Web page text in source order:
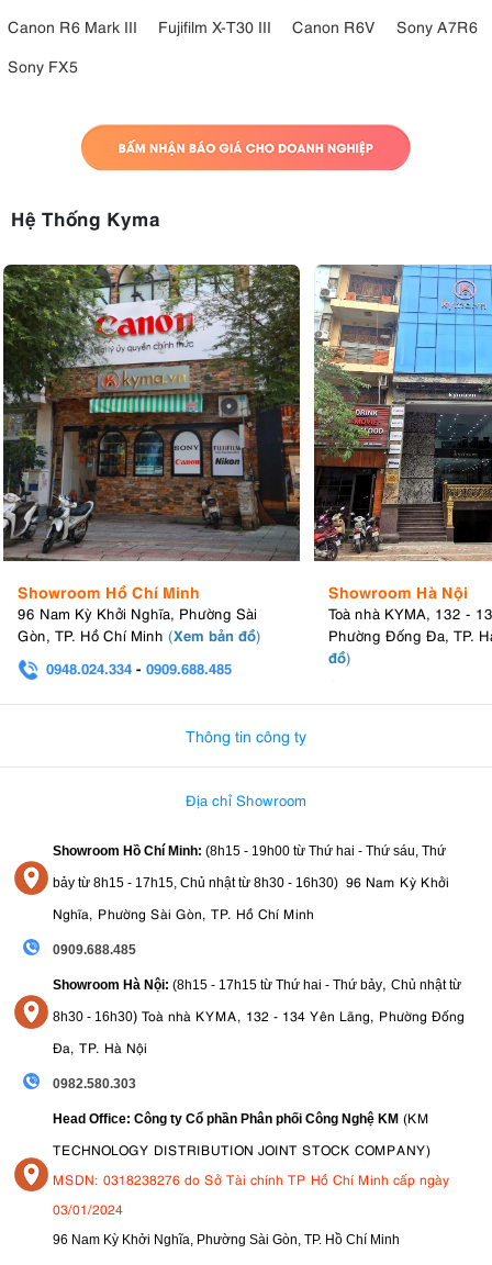
Canon R6 Mark III
Fujifilm X-T30 III Canon R6V
Sony A7R6
Sony FX5
Hệ Thống Kyma
Showroom Hồ Chí Minh
96 Nam Kỳ Khởi Nghĩa, Phường Sài
Gòn, TP. Hồ Chí Minh (Xem bản đồ)
0948.024.334 - 0909.688.485
Showroom Hà Nội
Toà nhà KYMA, 132 -
Phường Đống Đa, TP.
đồ)
Thông tin công ty
Địa chỉ Showroom
Showroom Hồ Chí Minh: (8h15 - 19h00 từ Thứ hai - Thứ sáu, Thứ
bảy từ 8h15 - 17h15, Chủ nhật từ 8h30 - 16h30) 96 Nam Kỳ Khởi
Nghĩa, Phường Sài Gòn, TP. Hồ Chí Minh
0909.688.485
Showroom Hà Nội: (8h15 - 17h15 từ Thứ hai - Thứ bảy, Chủ nhật từ
8h30 - 16h30) Toà nhà KYMA, 132 - 134 Yên Lãng, Phường Đống
Đa, TP. Hà Nội
0982.580.303
Head Office: Công ty Cổ phần Phân phối Công Nghệ KM (KM
TECHNOLOGY DISTRIBUTION JOINT STOCK COMPANY)
MSDN: 0318238276 do Sở Tài chính TP Hồ Chí Minh cấp ngày
03/01/2024
96 Nam Kỳ Khởi Nghĩa, Phường Sài Gòn, TP. Hồ Chí Minh